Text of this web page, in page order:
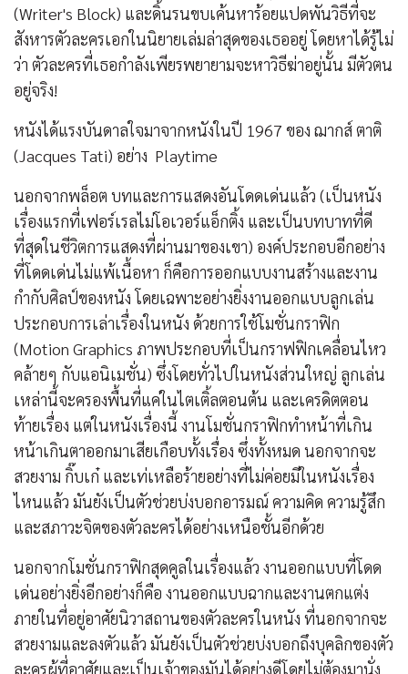
(Writer's Block) และดิ้นรนขบเค้นหาร้อยแปดพันวิธีที่จะ
สังหารตัวละครเอกในนิยายเล่มล่าสุดของเธออยู่ โดยหาได้รู้ไม่
ว่า ตัวละครที่เธอกำลังเพียรพยายามจะหาวิธีฆ่าอยู่นั้น มีตัวตน
อยู่จริง!
หนังได้แรงบันดาลใจมาจากหนังในปี 1967 ของ ฌากส์ ตาติ
(Jacques Tati) อย่าง Playtime
นอกจากพล็อต บทและการแสดงอันโดดเด่นแล้ว (เป็นหนัง
เรื่องแรกที่เฟอร์เรลไม่โอเวอร์แอ็กติ้ง และเป็นบทบาทที่ดี
ที่สุดในชีวิตการแสดงที่ผ่านมาของเขา) องค์ประกอบอีกอย่าง
ที่โดดเด่นไม่แพ้เนื้อหา ก็คือการออกแบบงานสร้างและงาน
กำกับศิลป์ของหนัง โดยเฉพาะอย่างยิ่งงานออกแบบลูกเล่น
ประกอบการเล่าเรื่องในหนัง ด้วยการใช้โมชั่นกราฟิก
(Motion Graphics ภาพประกอบที่เป็นกราฟฟิกเคลื่อนไหว
คล้ายๆ กับแอนิเมชั่น) ซึ่งโดยทั่วไปในหนังส่วนใหญ่ ลูกเล่น
เหล่านี้จะครองพื้นที่แค่ในไตเติ้ลตอนต้น และเครดิตตอน
ท้ายเรื่อง แต่ในหนังเรื่องนี้ งานโมชั่นกราฟิกทำหน้าที่เกิน
หน้าเกินตาออกมาเสียเกือบทั้งเรื่อง ซึ่งทั้งหมด นอกจากจะ
สวยงาม กิ๊บเก๋ และเท่เหลือร้ายอย่างที่ไม่ค่อยมีในหนังเรื่อง
ไหนแล้ว มันยังเป็นตัวช่วยบ่งบอกอารมณ์ ความคิด ความรู้สึก
และสภาวะจิตของตัวละครได้อย่างเหนือชั้นอีกด้วย
นอกจากโมชั่นกราฟิกสุดคูลในเรื่องแล้ว งานออกแบบที่โดด
เด่นอย่างยิ่งอีกอย่างก็คือ งานออกแบบฉากและงานตกแต่ง
ภายในที่อยู่อาศัยนิวาสถานของตัวละครในหนัง ที่นอกจากจะ
สวยงามและลงตัวแล้ว มันยังเป็นตัวช่วยบ่งบอกถึงบุคลิกของตัว
ละครผู้ที่อาศัยและเป็นเจ้าของมันได้อย่างดีโดยไม่ต้องมานั่ง